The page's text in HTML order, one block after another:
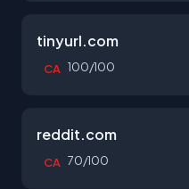
tinyurl.com
CA 100/100
reddit.com
CA 70/100